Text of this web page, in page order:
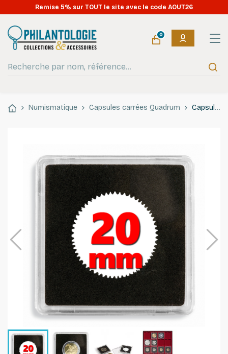
Remise 5% sur TOUT le site avec le code AOUT26
0
Numismatique Capsules carrées Quadrum Capsules numismatiques carrées Quadrum 20mm.